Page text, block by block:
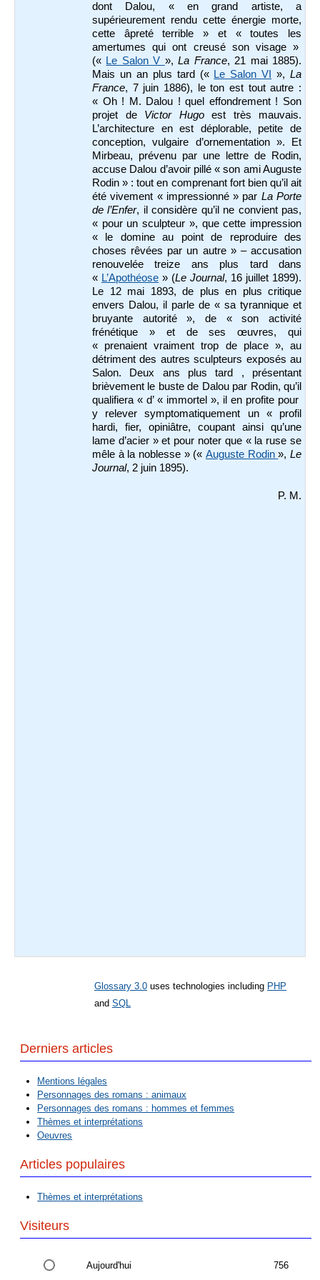
dont Dalou, « en grand artiste, a
supérieurement rendu cette énergie morte,
cette âpreté terrible » et « toutes les
amertumes qui ont creusé son visage »
(« Le Salon V »,La France, 21 mai 1885).
Mais un an plus tard (« Le Salon VI »,La
France, 7 juin 1886), le ton est tout autre :
« Oh ! M. Dalou ! quel effondrement ! Son
projet de Victor Hugoest très mauvais.
L’architecture en est déplorable, petite de
conception, vulgaire d’ornementation ». Et
Mirbeau, prévenu par une lettre de Rodin,
accuse Dalou d’avoir pillé « son ami Auguste
Rodin » : tout en comprenant fort bien qu’il ait
été vivement « impressionné » par La Porte
de l’Enfer, il considère qu’il ne convient pas,
« pour un sculpteur », que cette impression
« le domine au point de reproduire des
choses rêvées par un autre » – accusation
renouvelée treize ans plus tard dans
« L’Apothéose » (Le Journal, 16 juillet 1899).
Le 12 mai 1893, de plus en plus critique
envers Dalou, il parle de « sa tyrannique et
bruyante autorité », de « son activité
frénétique » et de ses œuvres, qui
« prenaient vraiment trop de place », au
détriment des autres sculpteurs exposés au
Salon. Deux ans plus tard , présentant
brièvement le buste de Dalou par Rodin, qu’il
qualifiera « d’ « immortel », il en profite pour
y relever symptomatiquement un « profil
hardi, fier, opiniâtre, coupant ainsi qu’une
lame d’acier » et pour noter que « la ruse se
mêle à la noblesse » (« Auguste Rodin»,Le
Journal, 2 juin 1895).
P. M.
Glossary 3.0 uses technologies including PHP
and SQL
Derniers articles
Mentions légales
Personnages des romans : animaux
Personnages des romans : hommes et femmes
Thèmes et interprétations
Oeuvres
Articles populaires
Thèmes et interprétations
Visiteurs
Aujourd'hui 756